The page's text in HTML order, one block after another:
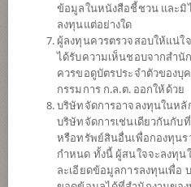
(ชนิดสะสมมูลค่า)
SCBPOPA
SHARE
ความเสี่ยงสูง
6
ข้อมูลในหนังสือชี้ชวน และมิ
ลงทุนแต่อย่างใด
ผู้ลงทุนควรตรวจสอบให้แน่
ได้รับความเห็นชอบจากสำนั
ควรขอดูบัตรประจำตัวของ
กรรมการ ก.ล.ต. ออกให้ด้วย
บริษัทจัดการอาจลงทุนในห
บริษัทจัดการเช่นเดียวกันกั
หรือทรัพย์สินอื่นเพื่อกองทุน
กำหนด ทั้งนี้ ผู้สนใจจะลงทุน
ละเอียดข้อมูลการลงทุนเพื่อ